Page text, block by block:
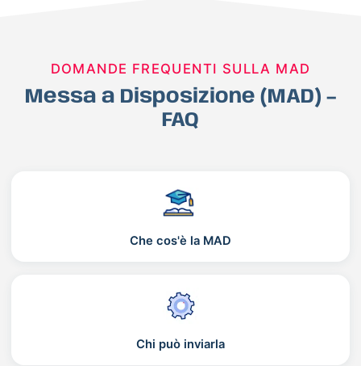
DOMANDE FREQUENTI SULLA MAD
Messa a Disposizione (MAD) –
FAQ
Che cos'è la MAD
Chi può inviarla